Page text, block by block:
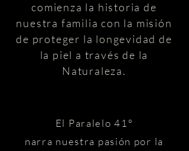
comienza la historia de
nuestra familia con la misión
de proteger la longevidad de
la piel a través de la
Naturaleza.
El Paralelo 41°
narra nuestra pasión por la